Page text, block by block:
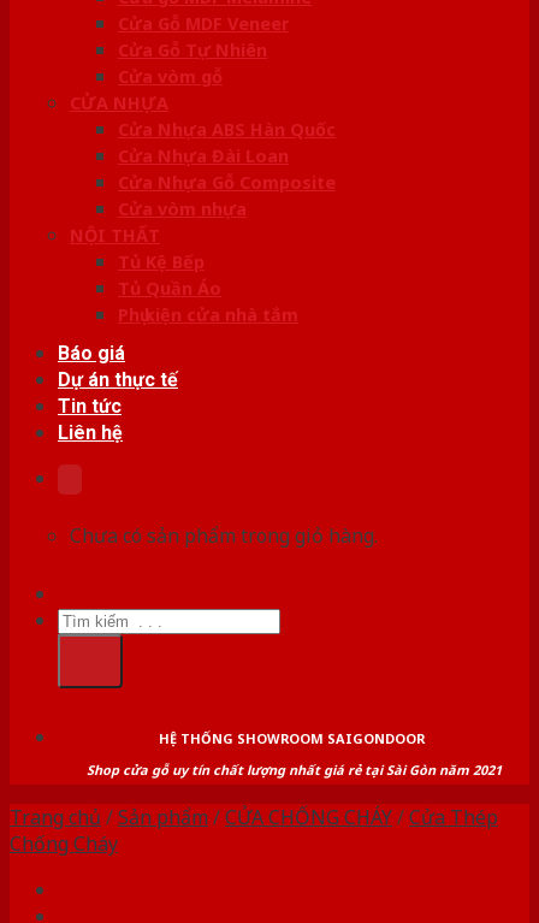
Cửa Gỗ MDF Veneer
Cửa Gỗ Tự Nhiên
Cửa vòm gỗ
CỬA NHỰA
Cửa Nhựa ABS Hàn Quốc
Cửa Nhựa Đài Loan
Cửa Nhựa Gỗ Composite
Cửa vòm nhựa
NỘI THẤT
Tủ Kệ Bếp
Tủ Quần Áo
Phụ kiện cửa nhà tắm
Báo giá
Dự án thực tế
Tin tức
Liên hệ
Chưa có sản phẩm trong giỏ hàng.
Tìm
kiếm:
HỆ THỐNG SHOWROOM SAIGONDOOR
Shop cửa gỗ uy tín chất lượng nhất giá rẻ tại Sài Gòn năm 2021
Trang chủ /Sản phẩm /CỬA CHỐNG CHÁY/Cửa Thép
Chống Cháy